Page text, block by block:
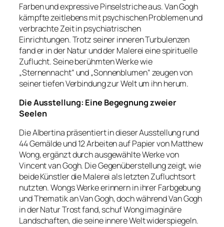
Farben und expressive Pinselstriche aus. Van Gogh
kämpfte zeitlebens mit psychischen Problemen und
verbrachte Zeit in psychiatrischen
Einrichtungen. Trotz seiner inneren Turbulenzen
fand er in der Natur und der Malerei eine spirituelle
Zuflucht. Seine berühmten Werke wie
„Sternennacht“ und „Sonnenblumen“ zeugen von
seiner tiefen Verbindung zur Welt um ihn herum.
Die Ausstellung: Eine Begegnung zweier
Seelen
Die Albertina präsentiert in dieser Ausstellung rund
44 Gemälde und 12 Arbeiten auf Papier von Matthew
Wong, ergänzt durch ausgewählte Werke von
Vincent van Gogh. Die Gegenüberstellung zeigt, wie
beide Künstler die Malerei als letzten Zufluchtsort
nutzten. Wongs Werke erinnern in ihrer Farbgebung
und Thematik an Van Gogh, doch während Van Gogh
in der Natur Trost fand, schuf Wong imaginäre
Landschaften, die seine innere Welt widerspiegeln.